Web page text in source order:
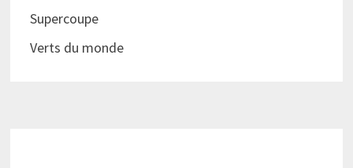
Supercoupe
Verts du monde